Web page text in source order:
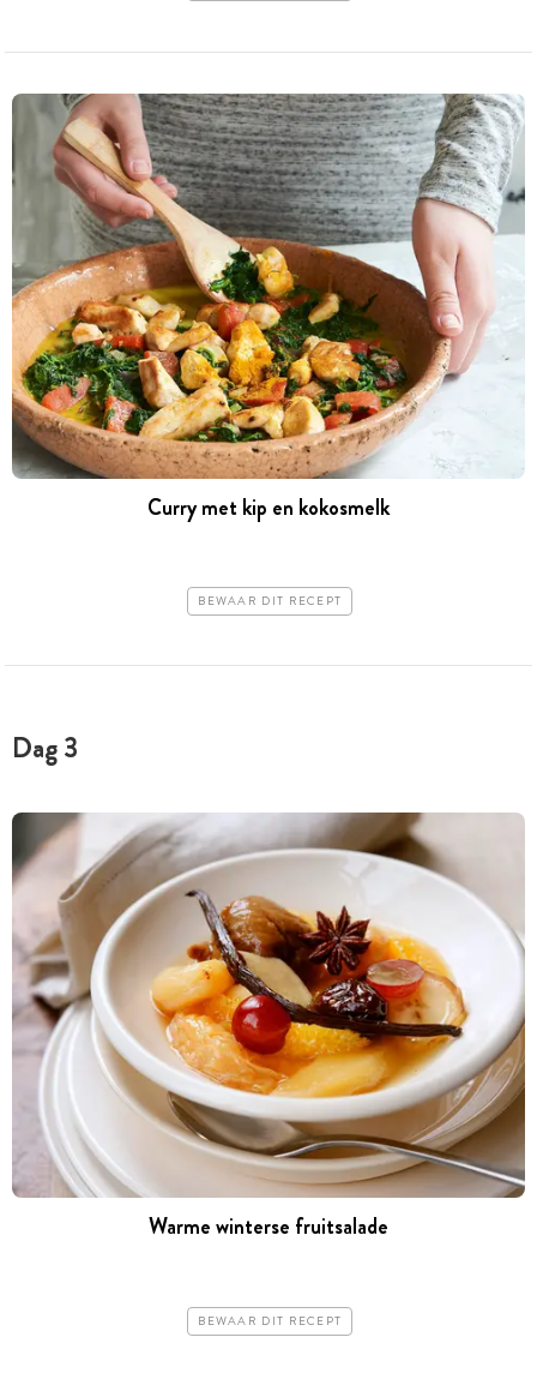
Curry met kip en kokosmelk
BEWAAR DIT RECEPT
Dag 3
Warme winterse fruitsalade
BEWAAR DIT RECEPT